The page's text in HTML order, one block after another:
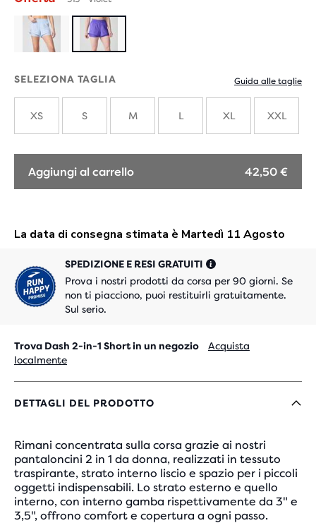
nuovi
colori
SELEZIONA TAGLIA Guida alle taglie
XS S M L XL XXL
Aggiungi al carrello 42,50 €
SPEDIZIONE E RESI GRATUITI
Prova i nostri prodotti da corsa per 90 giorni. Se
non ti piacciono, puoi restituirli gratuitamente.
Sul serio.
Trova Dash 2-in-1 Short in un negozio
Acquista
localmente
DETTAGLI DEL PRODOTTO
Rimani concentrata sulla corsa grazie ai nostri
pantaloncini 2 in 1 da donna, realizzati in tessuto
traspirante, strato interno liscio e spazio per i piccoli
oggetti indispensabili. Lo strato esterno e quello
interno, con interno gamba rispettivamente da 3" e
3,5", offrono comfort e copertura a ogni passo.